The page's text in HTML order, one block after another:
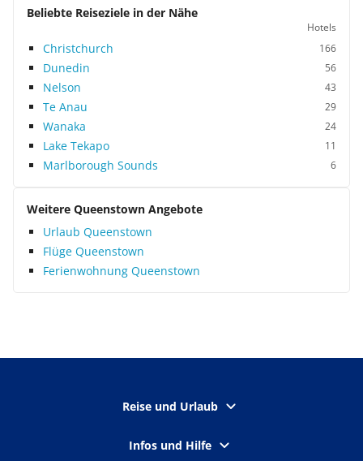
Beliebte Reiseziele in der Nähe
Hotels
Christchurch 166
Dunedin 56
Nelson 43
Te Anau 29
Wanaka 24
Lake Tekapo 11
Marlborough Sounds 6
Weitere Queenstown Angebote
Urlaub Queenstown
Flüge Queenstown
Ferienwohnung Queenstown
Reise und Urlaub
Infos und Hilfe